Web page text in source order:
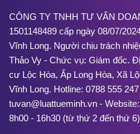
CÔNG TY TNHH TƯ VẤN
1501148489 cấp ngày 08/07/
Vĩnh Long. Người chịu trách
Thảo Vy - Chức vụ: Giám đốc.
cư Lộc Hòa, Ấp Long Hòa, Xã
Vĩnh Long. Hotline: 0788 555
tuvan@luattueminh.vn -
8h00 - 16h30 (từ thứ 2 đến thứ 6)